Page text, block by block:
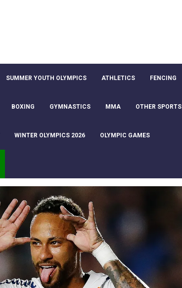
SUMMER YOUTH OLYMPICS ATHLETICS FENCING
BOXING GYMNASTICS MMA OTHER SPORTS
WINTER OLYMPICS 2026 OLYMPIC GAMES